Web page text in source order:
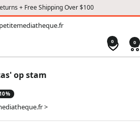
+ Free Shipping Over $100
0 0
op stam
>